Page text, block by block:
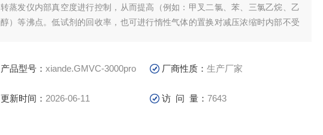
转蒸发仪内部真空度进行控制，从而提高（例如：甲叉二氯、苯、三氯乙烷、乙
醇）等沸点。低试剂的回收率，也可进行惰性气体的置换对减压浓缩时内部不受
产品型号： xiande.GMVC-3000pro 厂商性质：生产厂家
更新时间： 2026-06-11 访 问 量：7643